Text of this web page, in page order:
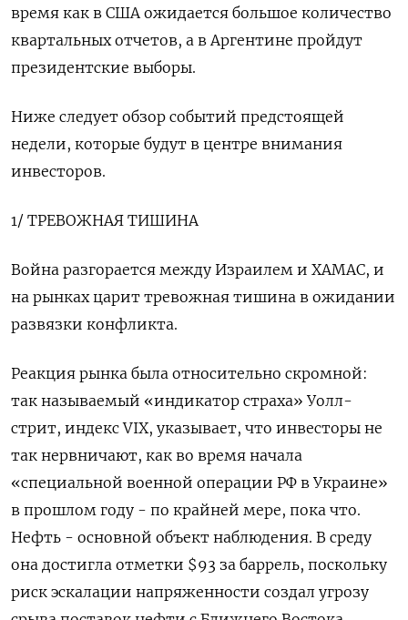
время как в США ожидается большое количество
квартальных отчетов, а в Аргентине пройдут
президентские выборы.
Ниже следует обзор событий предстоящей
недели, которые будут в центре внимания
инвесторов.
1/ ТРЕВОЖНАЯ ТИШИНА
Война разгорается между Израилем и ХАМАС, и
на рынках царит тревожная тишина в ожидании
развязки конфликта.
Реакция рынка была относительно скромной:
так называемый «индикатор страха» Уолл-
стрит, индекс VIX, указывает, что инвесторы не
так нервничают, как во время начала
«специальной военной операции РФ в Украине»
в прошлом году - по крайней мере, пока что.
Нефть - основной объект наблюдения. В среду
она достигла отметки $93 за баррель, поскольку
риск эскалации напряженности создал угрозу